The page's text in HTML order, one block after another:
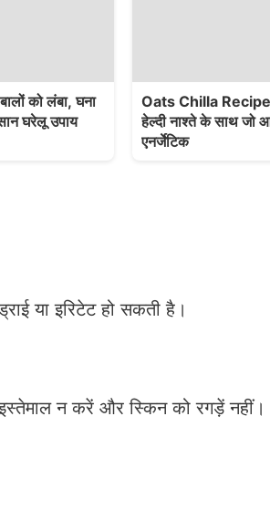
को लंबा, घना
घरेलू उपाय
Oats Chilla
हेल्दी नाश्ते के साथ जो
एनर्जेटिक
या इरिटेट हो सकती है।
न करें और स्किन को रगड़ें